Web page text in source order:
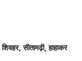
शिवहर,सीतामढ़ी,हाहाकर